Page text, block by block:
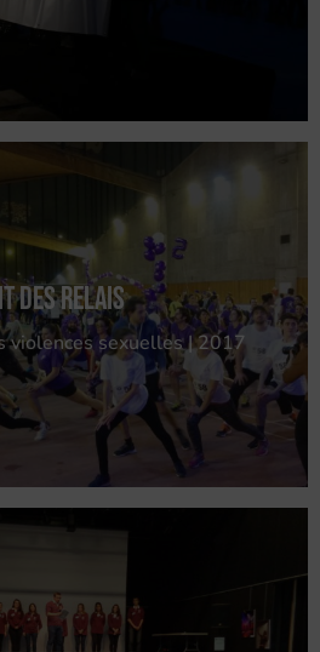
des Relais
violences sexuelles | 2017